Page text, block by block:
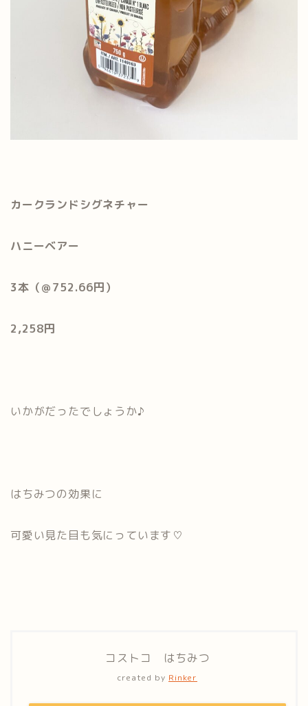
カークランドシグネチャー
ハニーベアー
3本（＠752.66円）
2,258円
いかがだったでしょうか♪
はちみつの効果に
可愛い見た目も気にっています♡
コストコ はちみつ
created by Rinker